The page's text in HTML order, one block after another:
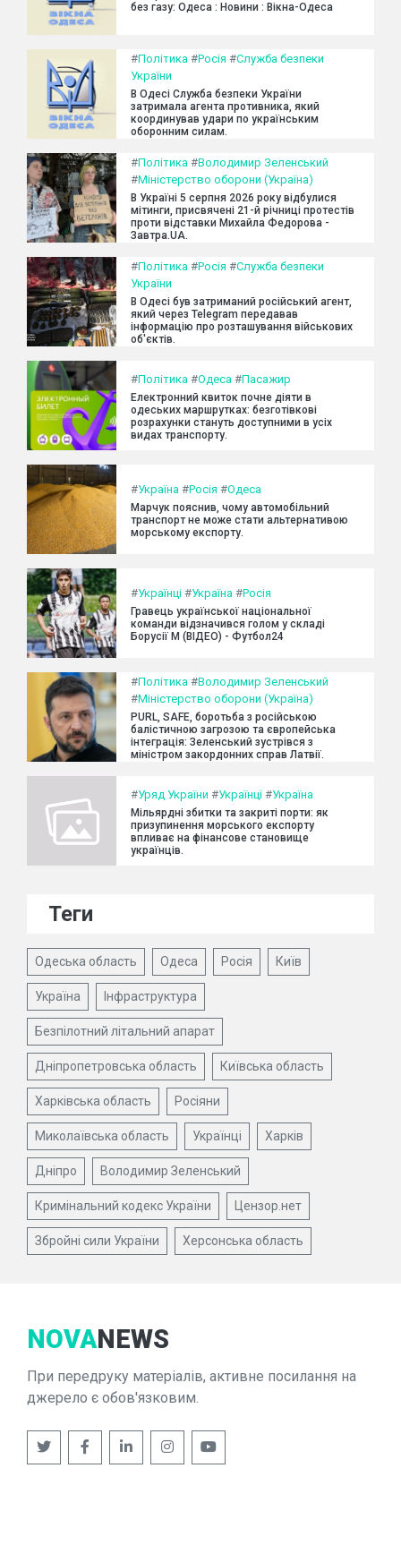
без газу: Одеса : Новини : Вікна-Одеса
#Політика #Росія #Служба безпеки
України
В Одесі Служба безпеки України
затримала агента противника, який
координував удари по українським
оборонним силам.
#Політика #Володимир Зеленський
#Міністерство оборони (Україна)
В Україні 5 серпня 2026 року відбулися
мітинги, присвячені 21-й річниці протестів
проти відставки Михайла Федорова -
Завтра.UA.
#Політика #Росія #Служба безпеки
України
В Одесі був затриманий російський агент,
який через Telegram передавав
інформацію про розташування військових
об'єктів.
#Політика #Одеса #Пасажир
Електронний квиток почне діяти в
одеських маршрутках: безготівкові
розрахунки стануть доступними в усіх
видах транспорту.
#Україна #Росія #Одеса
Марчук пояснив, чому автомобільний
транспорт не може стати альтернативою
морському експорту.
#Українці #Україна #Росія
Гравець української національної
команди відзначився голом у складі
Борусії М (ВІДЕО) - Футбол24
#Політика #Володимир Зеленський
#Міністерство оборони (Україна)
PURL, SAFE, боротьба з російською
балістичною загрозою та європейська
інтеграція: Зеленський зустрівся з
міністром закордонних справ Латвії.
#Уряд України #Українці #Україна
Мільярдні збитки та закриті порти: як
призупинення морського експорту
впливає на фінансове становище
українців.
Теги
Одеська область Одеса Росія Київ
Україна Інфраструктура
Безпілотний літальний апарат
Дніпропетровська область Київська область
Харківська область Росіяни
Миколаївська область Українці Харків
Дніпро Володимир Зеленський
Кримінальний кодекс України Цензор.нет
Збройні сили України Херсонська область
NOVANEWS
При передруку матеріалів, активне посилання на
джерело є обов'язковим.